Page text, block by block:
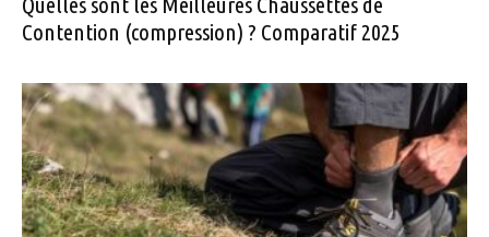
Contention (compression) ? Comparatif 2025